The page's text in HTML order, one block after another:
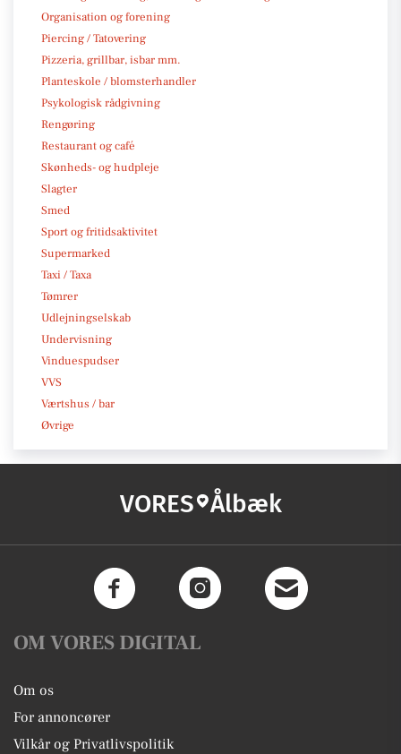
Organisation og forening
Piercing / Tatovering
Pizzeria, grillbar, isbar mm.
Planteskole / blomsterhandler
Psykologisk rådgivning
Rengøring
Restaurant og café
Skønheds- og hudpleje
Slagter
Smed
Sport og fritidsaktivitet
Supermarked
Taxi / Taxa
Tømrer
Udlejningselskab
Undervisning
Vinduespudser
VVS
Værtshus / bar
Øvrige
VORES Ålbæk
OM VORES DIGITAL
Om os
For annoncører
Vilkår og Privatlivspolitik